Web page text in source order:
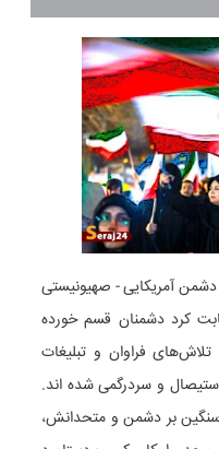
آمریکایی - صهیونیستی
کرد دشمنان قسم خورده
تلاش‌های فراوان و تبلیغات
و سردرگمی شده اند.
بر دشمن و متحدانش،